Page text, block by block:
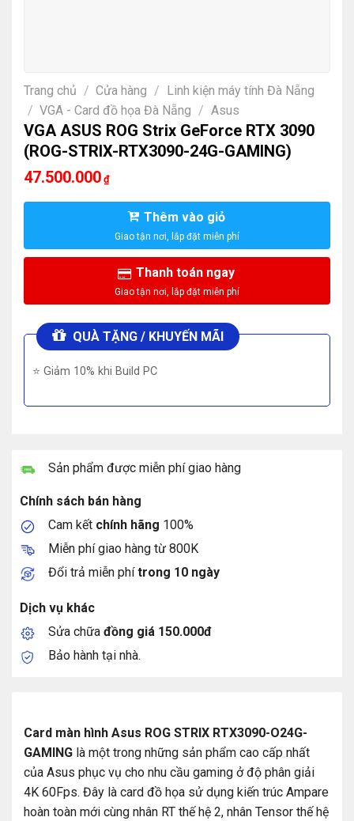
Trang chủ / Cửa hàng /
Linh kiện máy tính Đà Nẵng
/ VGA - Card đồ họa Đà Nẵng / Asus
VGA ASUS ROG Strix GeForce RTX 3090
(ROG-STRIX-RTX3090-24G-GAMING)
47.500.000 ₫
Thêm vào giỏ
Thanh toán ngay
QUÀ TẶNG / KHUYẾN MÃI
⭐ Giảm 10% khi Build PC
Sản phẩm được miễn phí giao hàng
Chính sách bán hàng
Cam kết chính hãng 100%
Miễn phí giao hàng từ 800K
Đổi trả miễn phítrong 10 ngày
Dịch vụ khác
Sửa chữa đồng giá 150.000đ
Bảo hành tại nhà.
Card màn hình Asus ROG STRIX RTX3090-O24G-
GAMING là một trong những sản phẩm cao cấp nhất
của Asus phục vụ cho nhu cầu gaming ở độ phân giải
4K 60Fps. Đây là card đồ họa sử dụng kiến trúc Ampare
hoàn toàn mới cùng nhân RT thế hệ 2, nhân Tensor thế hệ